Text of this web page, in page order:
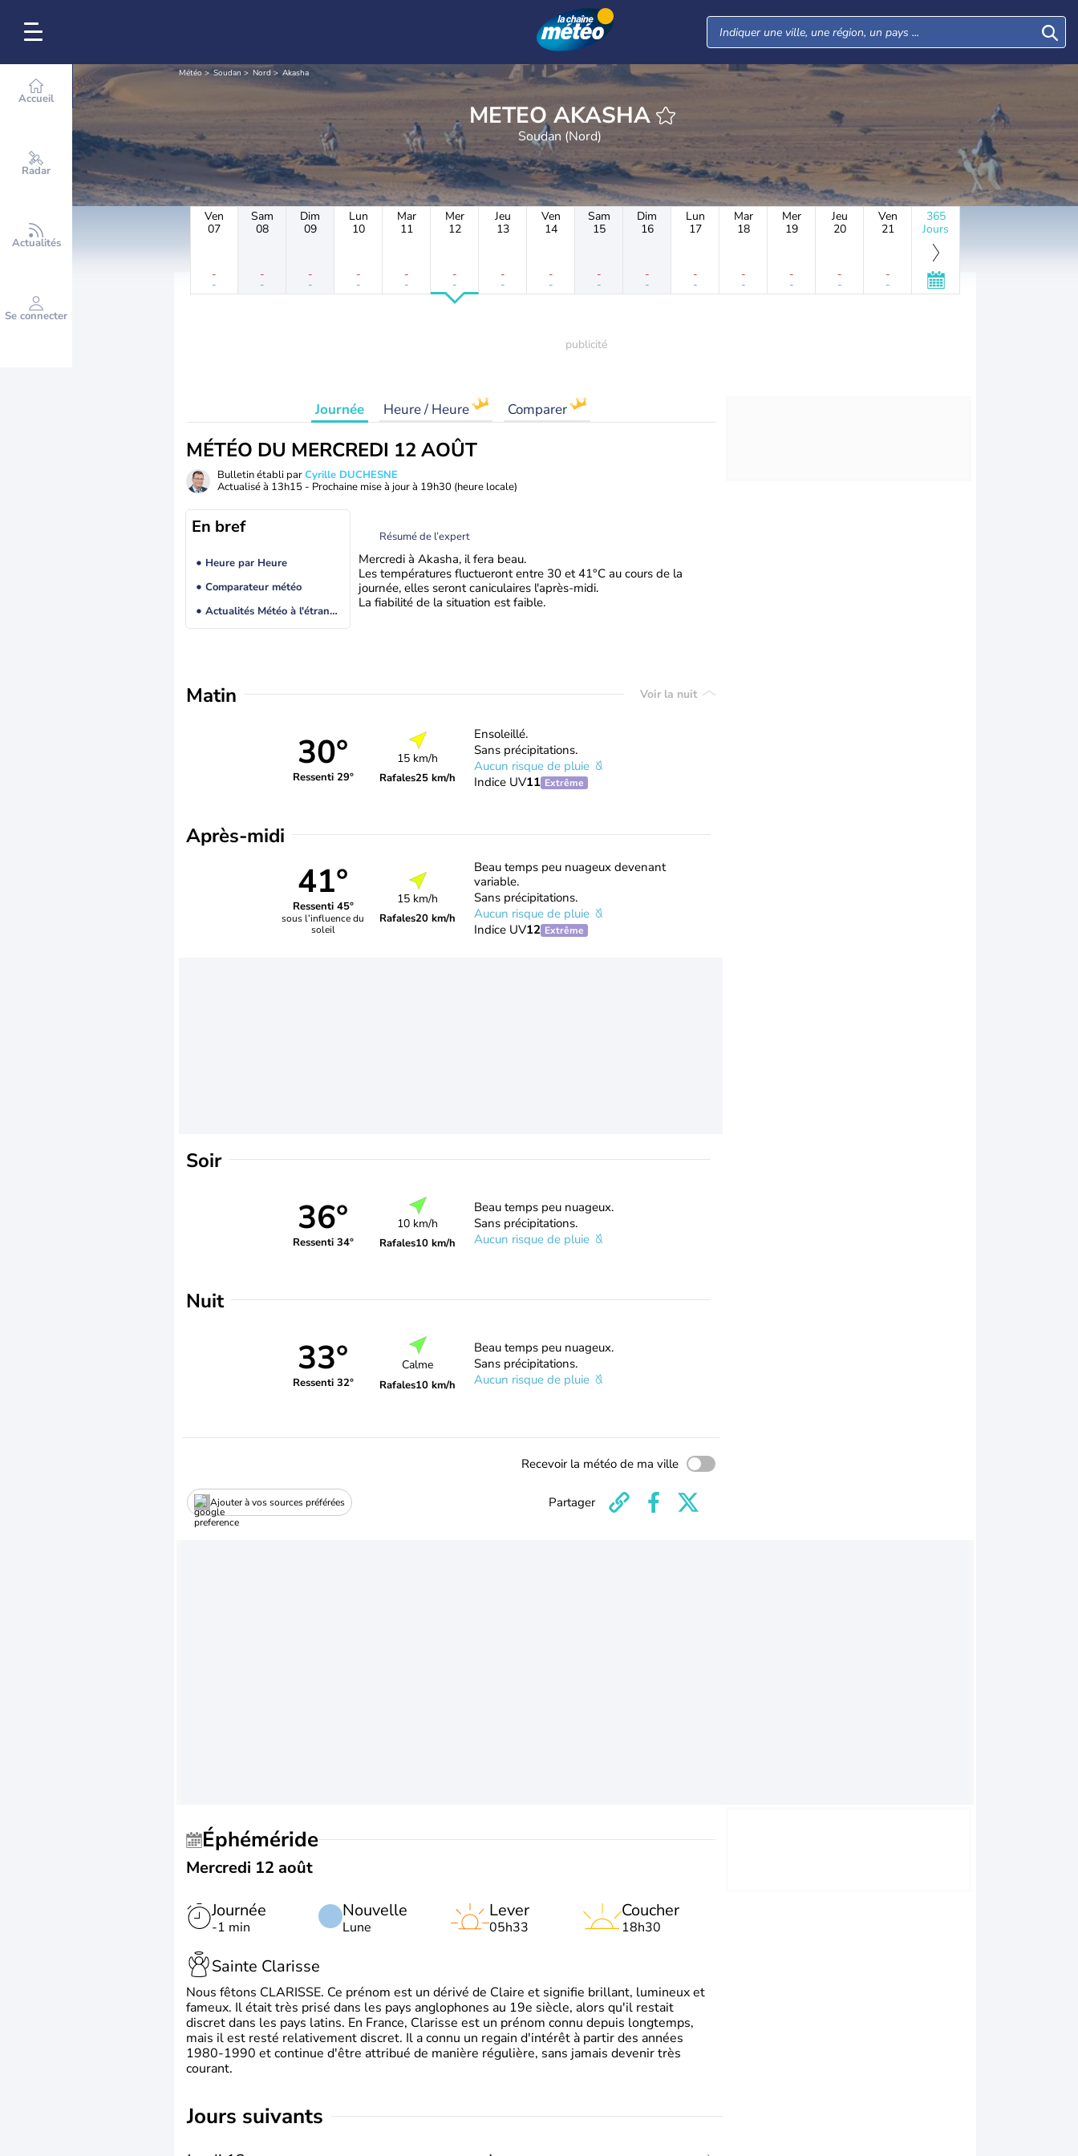
Accueil
Radar
Actualités
Se connecter
Météo Soudan Nord Akasha
METEO AKASHA
Soudan (Nord)
Ven
07
-
-
Sam
08
-
-
Dim
09
-
-
Lun
10
-
-
Mar
11
-
-
Mer
12
-
-
Jeu
13
-
-
Ven
14
-
-
Sam
15
-
-
Dim
16
-
-
Lun
17
-
-
Mar
18
-
-
Mer
19
-
-
Jeu
20
-
-
Ven
21
-
-
365
Jours
Journée Heure / Heure Comparer
MÉTÉO DU MERCREDI 12 AOÛT
Bulletin établi parCyrille DUCHESNE
Actualisé à 13h15 - Prochaine mise à jour à 19h30 (heure locale)
En bref
Heure par Heure
Comparateur météo
Actualités Météo à l'étranger
Résumé de l’expert
Mercredi à Akasha, il fera beau.
Les températures fluctueront entre 30 et 41°C au cours de la
journée, elles seront caniculaires l'après-midi.
La fiabilité de la situation est faible.
Matin Voir la nuit
30°
Ressenti 29°
15 km/h
Rafales25 km/h
Ensoleillé.
Sans précipitations.
Aucun risque de pluie
Indice UV11 Extrême
Après-midi
41°
Ressenti 45°
sous l’influence du
soleil
15 km/h
Rafales20 km/h
Beau temps peu nuageux devenant
variable.
Sans précipitations.
Aucun risque de pluie
Indice UV12 Extrême
Soir
36°
Ressenti 34°
10 km/h
Rafales10 km/h
Beau temps peu nuageux.
Sans précipitations.
Aucun risque de pluie
Nuit
33°
Ressenti 32°
Calme
Rafales10 km/h
Beau temps peu nuageux.
Sans précipitations.
Aucun risque de pluie
Recevoir la météo de ma ville
Ajouter à vos sources préférées Partager
Éphéméride
Mercredi 12 août
Journée
-1 min
Nouvelle
Lune
Lever
05h33
Coucher
18h30
Sainte Clarisse
Nous fêtons CLARISSE. Ce prénom est un dérivé de Claire et signifie brillant, lumineux et
fameux. Il était très prisé dans les pays anglophones au 19e siècle, alors qu'il restait
discret dans les pays latins. En France, Clarisse est un prénom connu depuis longtemps,
mais il est resté relativement discret. Il a connu un regain d'intérêt à partir des années
1980-1990 et continue d'être attribué de manière régulière, sans jamais devenir très
courant.
jours suivants